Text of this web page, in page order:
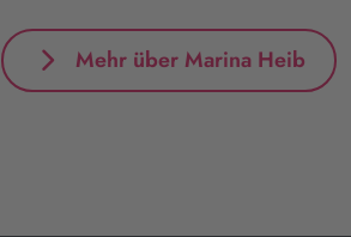
Mehr über Marina Heib